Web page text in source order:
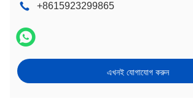
+8615923299865
এখনই যোগাযোগ করুন